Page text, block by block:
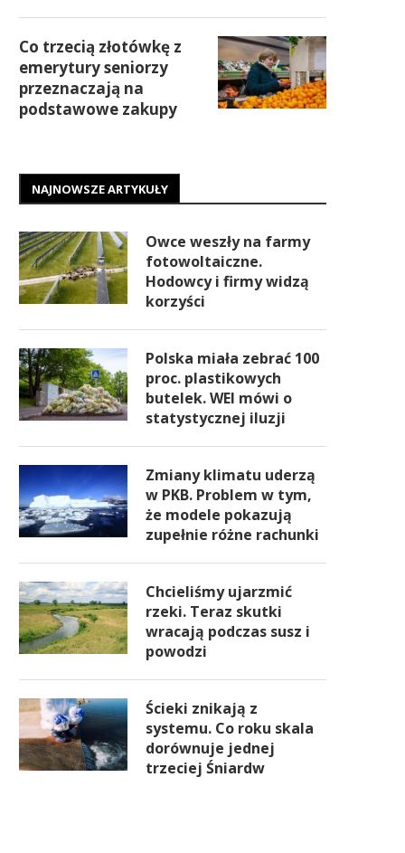
Co trzecią złotówkę z
emerytury seniorzy
przeznaczają na
podstawowe zakupy
NAJNOWSZE ARTYKUŁY
Owce weszły na farmy
fotowoltaiczne.
Hodowcy i firmy widzą
korzyści
Polska miała zebrać 100
proc. plastikowych
butelek. WEI mówi o
statystycznej iluzji
Zmiany klimatu uderzą
w PKB. Problem w tym,
że modele pokazują
zupełnie różne rachunki
Chcieliśmy ujarzmić
rzeki. Teraz skutki
wracają podczas susz i
powodzi
Ścieki znikają z
systemu. Co roku skala
dorównuje jednej
trzeciej Śniardw